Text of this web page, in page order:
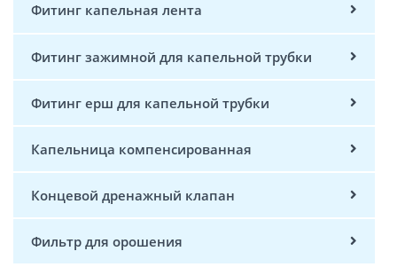
Фитинг капельная лента
Фитинг зажимной для капельной трубки
Фитинг ерш для капельной трубки
Капельница компенсированная
Концевой дренажный клапан
Фильтр для орошения